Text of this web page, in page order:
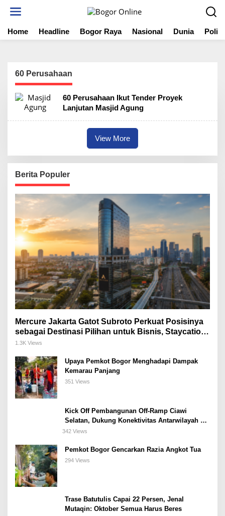
t
Home Headline Bogor Raya Nasional Dunia
60 Perusahaan
60 Perusahaan Ikut Tender Proyek
Lanjutan Masjid Agung
View More
Berita Populer
Mercure Jakarta Gatot Subroto Perkuat Posisinya
sebagai Destinasi Pilihan untuk Bisnis, Staycation,
Meeting, dan Kuliner di Jakarta Selatan
1.3K Views
Upaya Pemkot Bogor Menghadapi Dampak
Kemarau Panjang
351 Views
Kick Off Pembangunan Off-Ramp Ciawi
Selatan, Dukung Konektivitas Antarwilayah di
Bogor Selatan
342 Views
Pemkot Bogor Gencarkan Razia Angkot Tua
294 Views
Trase Batutulis Capai 22 Persen, Jenal
Mutaqin: Oktober Semua Harus Beres